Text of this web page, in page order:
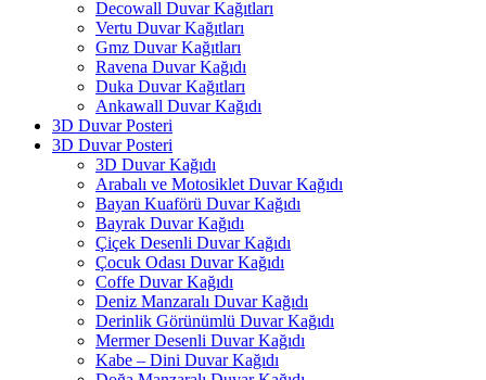
Decowall Duvar Kağıtları
Vertu Duvar Kağıtları
Gmz Duvar Kağıtları
Ravena Duvar Kağıdı
Duka Duvar Kağıtları
Ankawall Duvar Kağıdı
3D Duvar Posteri
3D Duvar Posteri
3D Duvar Kağıdı
Arabalı ve Motosiklet Duvar Kağıdı
Bayan Kuaförü Duvar Kağıdı
Bayrak Duvar Kağıdı
Çiçek Desenli Duvar Kağıdı
Çocuk Odası Duvar Kağıdı
Coffe Duvar Kağıdı
Deniz Manzaralı Duvar Kağıdı
Derinlik Görünümlü Duvar Kağıdı
Mermer Desenli Duvar Kağıdı
Kabe – Dini Duvar Kağıdı